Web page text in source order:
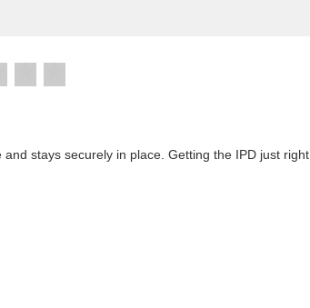
stays securely in place. Getting the IPD just right